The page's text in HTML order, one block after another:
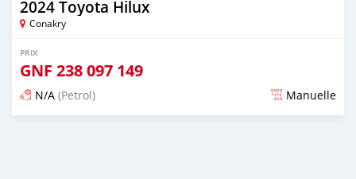
2024 Toyota Hilux
Conakry
PRIX
GNF 238 097 149
N/A (Petrol) Manuelle